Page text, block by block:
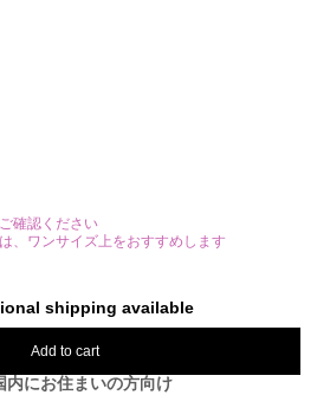
確認ください
、ワンサイズ上をおすすめします
shipping available
Add to cart
内にお住まいの方向け